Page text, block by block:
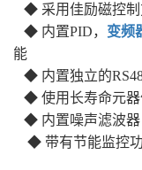
◆ 采用佳励磁控制
◆ 内置PID， 变频
能
◆ 内置独立的
◆ 使用长寿命元器
◆ 内置噪声滤波器
◆ 带有节能监控功